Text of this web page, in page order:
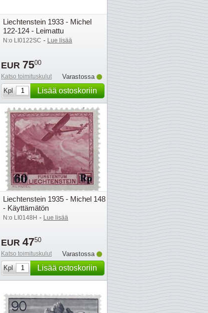
Liechtenstein 1933 - Michel
122-124 - Leimattu
N:o LI0122SC - Lue lisää
EUR 7500
Katso toimituskulut
Varastossa
Kpl
Lisää ostoskoriin
Liechtenstein 1935 - Michel 148
- Käyttämätön
N:o LI0148H - Lue lisää
EUR 4750
Katso toimituskulut
Varastossa
Kpl
Lisää ostoskoriin